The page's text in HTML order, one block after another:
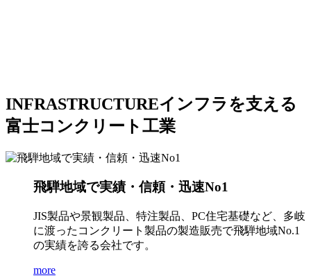
INFRASTRUCTUREインフラを支える
富士コンクリート工業
飛騨地域で実績・信頼・迅速No1
JIS製品や景観製品、特注製品、PC住宅基礎など、多岐
に渡ったコンクリート製品の製造販売で飛騨地域No.1
の実績を誇る会社です。
more